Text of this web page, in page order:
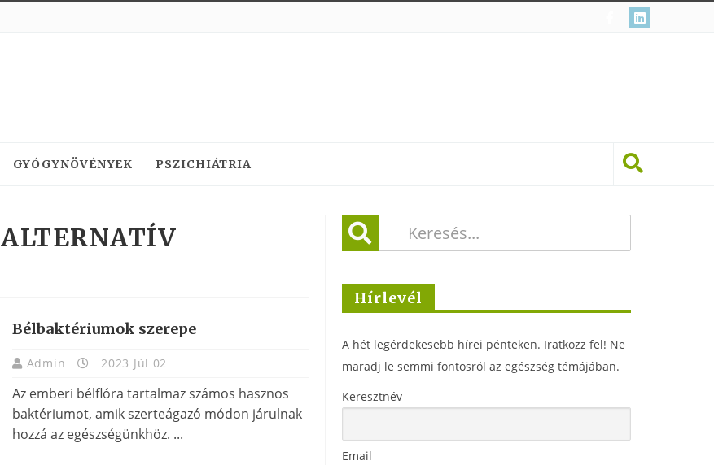
GYÓGYNÖVÉNYEK PSZICHIÁTRIA
ALTERNATÍV
Bélbaktériumok szerepe
Admin 2023 Júl 02
Az emberi bélflóra tartalmaz számos hasznos
baktériumot, amik szerteágazó módon járulnak
hozzá az egészségünkhöz. ...
Hírlevél
A hét legérdekesebb hírei pénteken. Iratkozz fel! Ne
maradj le semmi fontosról az egészség témájában.
Keresztnév
Email